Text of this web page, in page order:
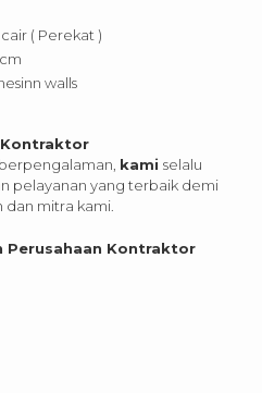
( Perekat )
walls
Kontraktor
kami selalu
pelayanan yang terbaik demi
mitra kami.
Perusahaan Kontraktor